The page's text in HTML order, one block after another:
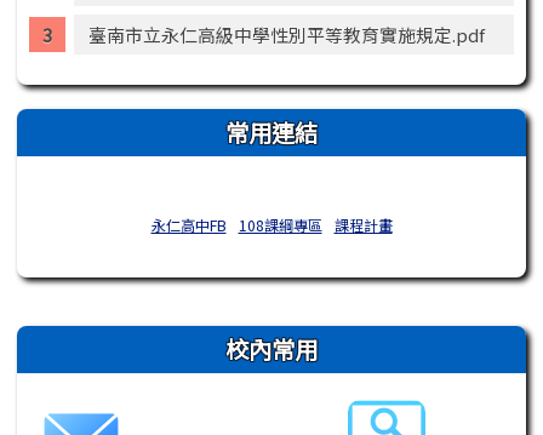
臺南市立永仁高級中學性別平等教育實施規定.pdf
常用連結
永仁高中FB 108課綱專區 課程計畫
右邊區域內容 校內常用